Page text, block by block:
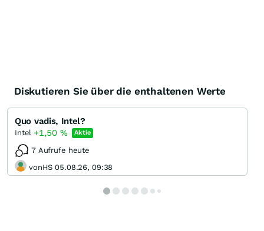
Diskutieren Sie über die enthaltenen Werte
Quo vadis, Intel?
Intel +1,50 % Aktie
7 Aufrufe heute
vonHS 05.08.26, 09:38